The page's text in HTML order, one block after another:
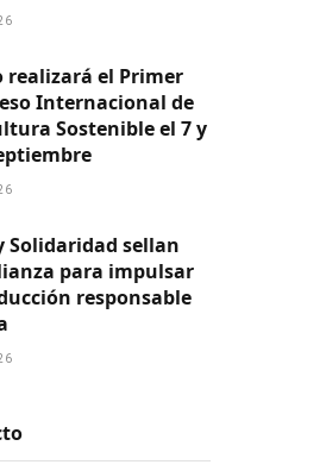
realizará el Primer
Internacional de
Sostenible el 7 y
Solidaridad sellan
para impulsar
responsable